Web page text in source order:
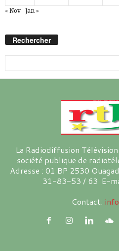
« Nov Jan »
Rechercher
La Radiodiffusion
société publique de
Adresse : 01 BP 2530
31-83-53 / 63 E-
Contact: